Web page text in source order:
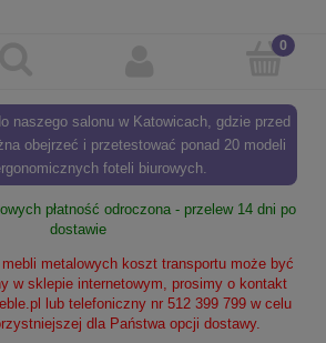
naszego salonu w Katowicach, gdzie przed
obejrzeć i przetestować ponad 20 modeli
foteli biurowych.
płatność odroczona - przelew 14 dni po
dostawie
metalowych koszt transportu może być
w sklepie internetowym, prosimy o kontakt
lub telefoniczny nr 512 399 799 w celu
dla Państwa opcji dostawy.